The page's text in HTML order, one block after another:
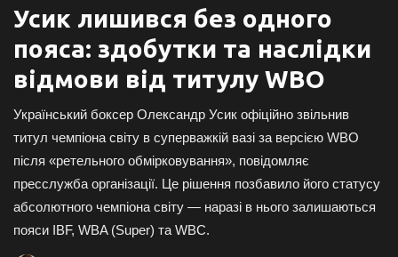
Головна
Контакти
Про нас
Підтримати проєкт
Правила для блогерів
Усик лишився без одного
пояса: здобутки та наслідки
відмови від титулу WBO
Український боксер Олександр Усик офіційно звільнив
титул чемпіона світу в суперважкій вазі за версією WBO
після «ретельного обмірковування», повідомляє
пресслужба організації. Це рішення позбавило його статусу
абсолютного чемпіона світу — наразі в нього залишаються
пояси IBF, WBA (Super) та WBC.